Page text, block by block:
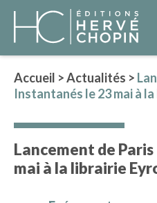
ROMAN
Accueil >Actualités >
Instantanés le 23 mai à
Lancement de
mai à la librairie